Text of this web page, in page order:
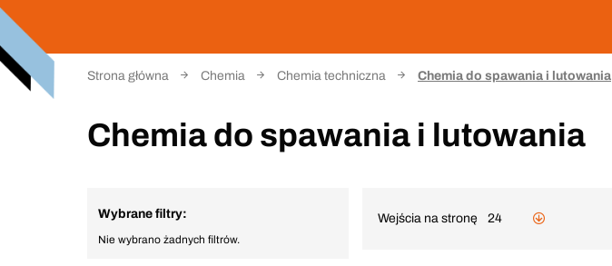
Strona główna Chemia Chemia techniczna Chemia do spawania i lutowania
Chemia do spawania i lutowania
Wybrane filtry:
Nie wybrano żadnych filtrów.
Wejścia na stronę 24